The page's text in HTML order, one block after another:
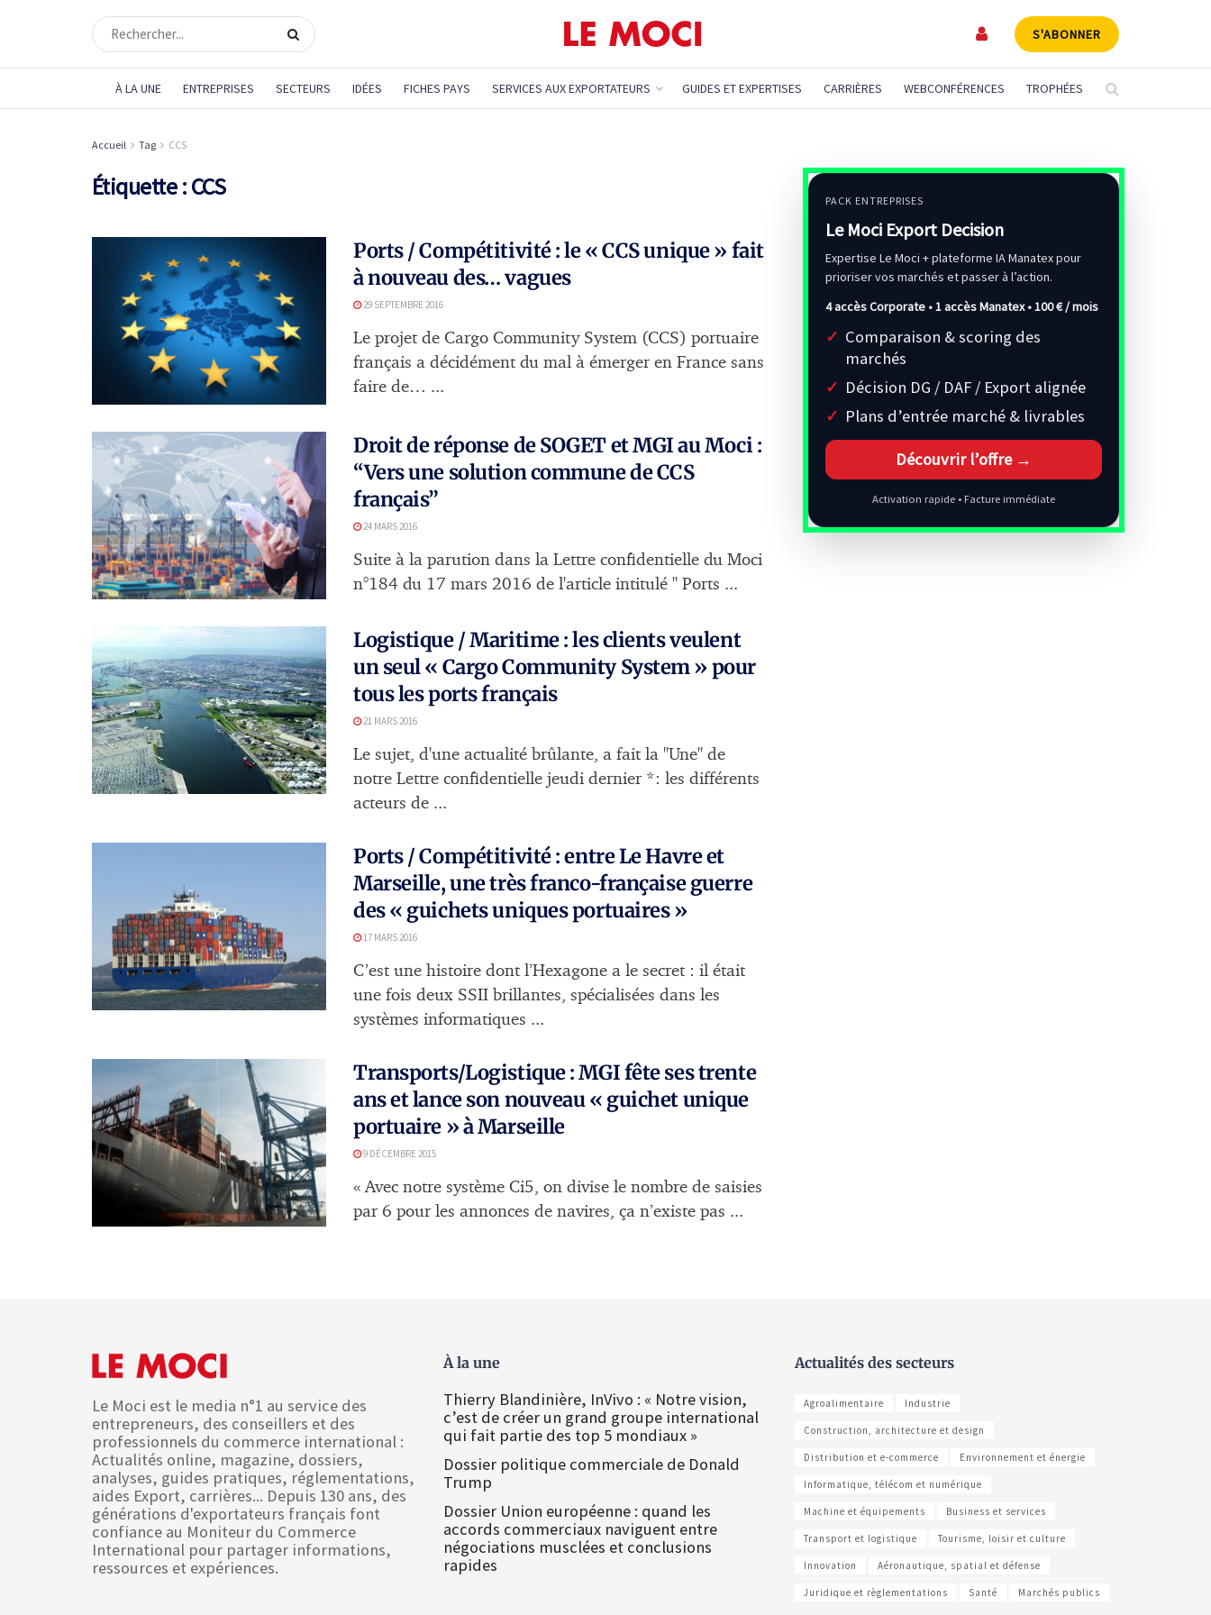
S'ABONNER
À LA UNE ENTREPRISES SECTEURS IDÉES FICHES PAYS SERVICES AUX EXPORTATEURS GUIDES ET EXPERTISES CARRIÈRES WEBCONFÉRENCES TROPHÉES
Accueil Tag CCS
Étiquette :CCS
Ports / Compétitivité : le « CCS unique » fait
à nouveau des… vagues
29 SEPTEMBRE 2016
Le projet de Cargo Community System (CCS) portuaire
français a décidément du mal à émerger en France sans
faire de… ...
Droit de réponse de SOGET et MGI au Moci :
“Vers une solution commune de CCS
français”
24 MARS 2016
Suite à la parution dans la Lettre confidentielle du Moci
n°184 du 17 mars 2016 de l'article intitulé " Ports ...
Logistique / Maritime : les clients veulent
un seul « Cargo Community System » pour
tous les ports français
21 MARS 2016
Le sujet, d'une actualité brûlante, a fait la "Une" de
notre Lettre confidentielle jeudi dernier *: les différents
acteurs de ...
Ports / Compétitivité : entre Le Havre et
Marseille, une très franco-française guerre
des « guichets uniques portuaires »
17 MARS 2016
C’est une histoire dont l’Hexagone a le secret : il était
une fois deux SSII brillantes, spécialisées dans les
systèmes informatiques ...
Transports/Logistique : MGI fête ses trente
ans et lance son nouveau « guichet unique
portuaire » à Marseille
9 DÉCEMBRE 2015
« Avec notre système Ci5, on divise le nombre de saisies
par 6 pour les annonces de navires, ça n’existe pas ...
PACK ENTREPRISES
Le Moci Export Decision
Expertise Le Moci + plateforme IA Manatex pour
prioriser vos marchés et passer à l’action.
4 accès Corporate • 1 accès Manatex •100 € / mois
Comparaison & scoring des
marchés
Décision DG / DAF / Export alignée
Plans d’entrée marché & livrables
Découvrir l’offre →
Activation rapide • Facture immédiate
Le Moci est le media n°1 au service des
entrepreneurs, des conseillers et des
professionnels du commerce international :
Actualités online, magazine, dossiers,
analyses, guides pratiques, réglementations,
aides Export, carrières... Depuis 130 ans, des
générations d'exportateurs français font
confiance au Moniteur du Commerce
International pour partager informations,
ressources et expériences.
À la une
Thierry Blandinière, InVivo : « Notre vision,
c’est de créer un grand groupe international
qui fait partie des top 5 mondiaux »
Dossier politique commerciale de Donald
Trump
Dossier Union européenne : quand les
accords commerciaux naviguent entre
négociations musclées et conclusions
rapides
Actualités des secteurs
Agroalimentaire Industrie
Construction, architecture et design
Distribution et e-commerce Environnement et énergie
Informatique, télécom et numérique
Machine et équipements Business et services
Transport et logistique Tourisme, loisir et culture
Innovation Aéronautique, spatial et défense
Juridique et règlementations Santé Marchés publics